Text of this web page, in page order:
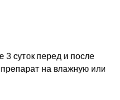
3 суток перед и после
на влажную или